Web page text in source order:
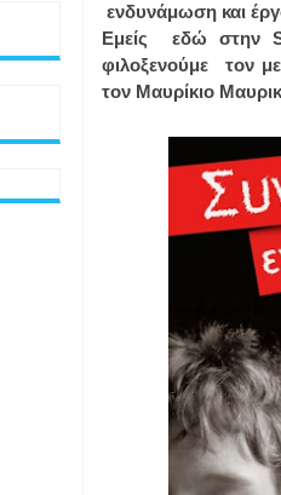
ενδυνάμωση και
Εμείς εδώ στην
φιλοξενούμε τον
τον Μαυρίκιο